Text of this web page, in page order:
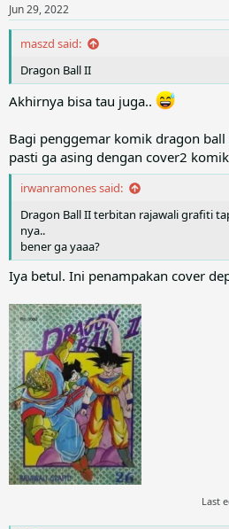
s
:
Jun 29, 2022
maszd said:
Dragon Ball II
Akhirnya bisa tau juga..
Bagi penggemar komik dragon
pasti ga asing dengan cover2
irwanramones said:
Dragon Ball II terbitan rajawali grafiti
nya..
bener ga yaaa?
Iya betul. Ini penampakan cover
Last